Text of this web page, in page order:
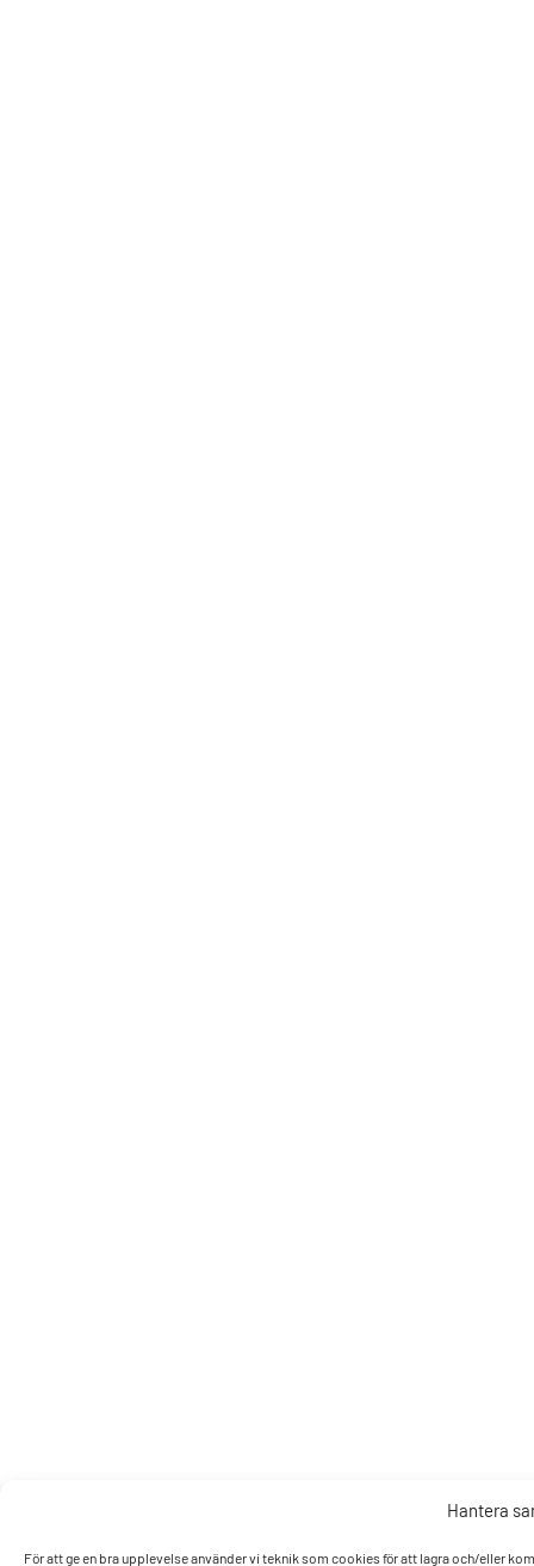
Hantera
För att ge en bra upplevelse använder vi teknik som cookies för att lagra och/eller